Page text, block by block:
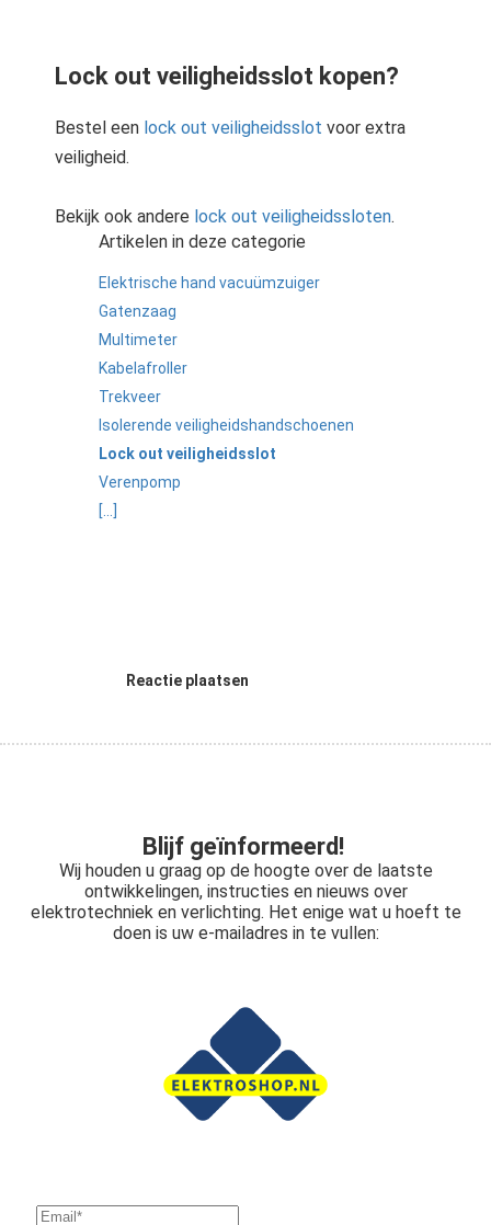
Lock out veiligheidsslot kopen?
Bestel een lock out veiligheidsslot voor extra
veiligheid.
Bekijk ook andere lock out veiligheidssloten.
Artikelen in deze categorie
Elektrische hand vacuümzuiger
Gatenzaag
Multimeter
Kabelafroller
Trekveer
Isolerende veiligheidshandschoenen
Lock out veiligheidsslot
Verenpomp
[...]
Reactie plaatsen
Blijf geïnformeerd!
Wij houden u graag op de hoogte over de laatste
ontwikkelingen, instructies en nieuws over
elektrotechniek en verlichting. Het enige wat u hoeft te
doen is uw e-mailadres in te vullen: